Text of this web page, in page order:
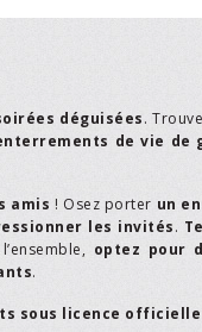
déguisées.
de vie de
amis ! Osez porter un
les invités.
optez pour
.
sous licence officielle